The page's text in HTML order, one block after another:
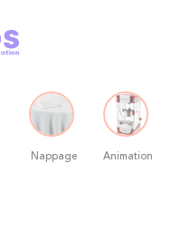
Nappage Animation